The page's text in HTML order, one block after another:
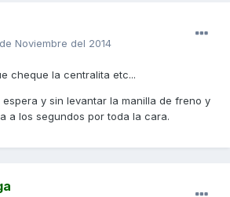
Noviembre del 2014
cheque la centralita etc...
y sin levantar la manilla de freno y
a los segundos por toda la cara.